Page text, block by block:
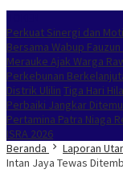
Perkuat Sinergi dan
Bersama Wabup Fauzun
Merauke Ajak Warga
Perkebunan
Distrik Ulilin Tiga Hari
Perbaiki Jangkar
Pertamina Patra Niaga
ISRA 2026
Beranda
Laporan
Intan Jaya Tewas